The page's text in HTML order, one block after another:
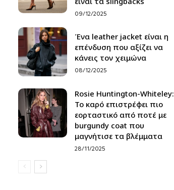
09/12/2025
Ένα leather jacket είναι η
επένδυση που αξίζει να
κάνεις τον χειμώνα
08/12/2025
Rosie Huntington-Whiteley:
Το καρό επιστρέφει πιο
εορταστικό από ποτέ με
burgundy coat που
μαγνήτισε τα βλέμματα
28/11/2025